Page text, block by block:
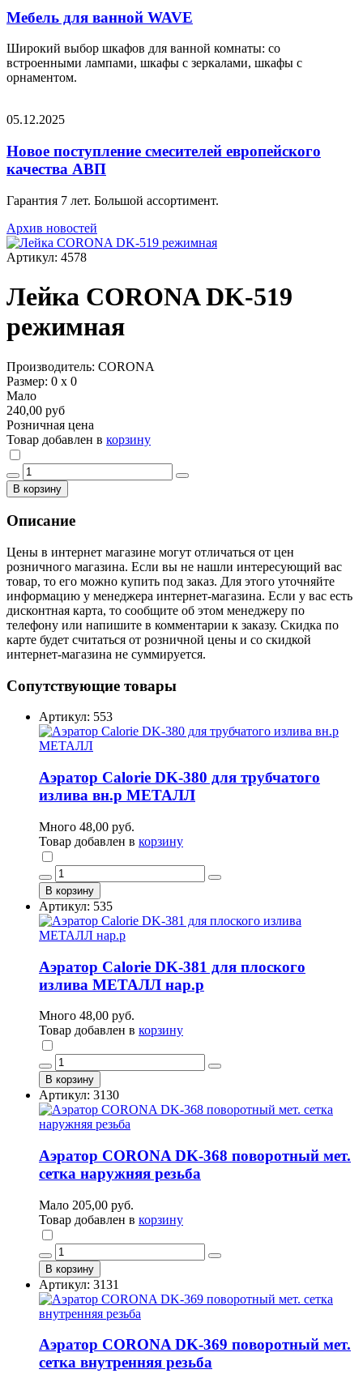
Мебель для ванной WAVE
Широкий выбор шкафов для ванной комнаты: со
встроенными лампами, шкафы с зеркалами, шкафы с
орнаментом.
05.12.2025
Новое поступление смесителей европейского
качества АВП
Гарантия 7 лет. Большой ассортимент.
Архив новостей
Артикул: 4578
Лейка CORONA DK-519
режимная
Производитель: CORONA
Размер: 0 х 0
Мало
240,00 руб
Розничная цена
Товар добавлен в корзину
В корзину
Описание
Цены в интернет магазине могут отличаться от цен
розничного магазина. Если вы не нашли интересующий вас
товар, то его можно купить под заказ. Для этого уточняйте
информацию у менеджера интернет-магазина. Если у вас есть
дисконтная карта, то сообщите об этом менеджеру по
телефону или напишите в комментарии к заказу. Скидка по
карте будет считаться от розничной цены и со скидкой
интернет-магазина не суммируется.
Сопутствующие товары
Артикул: 553
Аэратор Calorie DK-380 для трубчатого
излива вн.р МЕТАЛЛ
Много 48,00 руб.
Товар добавлен в корзину
В корзину
Артикул: 535
Аэратор Calorie DK-381 для плоского
излива МЕТАЛЛ нар.р
Много 48,00 руб.
Товар добавлен в корзину
В корзину
Артикул: 3130
Аэратор CORONA DK-368 поворотный мет.
сетка наружняя резьба
Мало 205,00 руб.
Товар добавлен в корзину
В корзину
Артикул: 3131
Аэратор CORONA DK-369 поворотный мет.
сетка внутренняя резьба